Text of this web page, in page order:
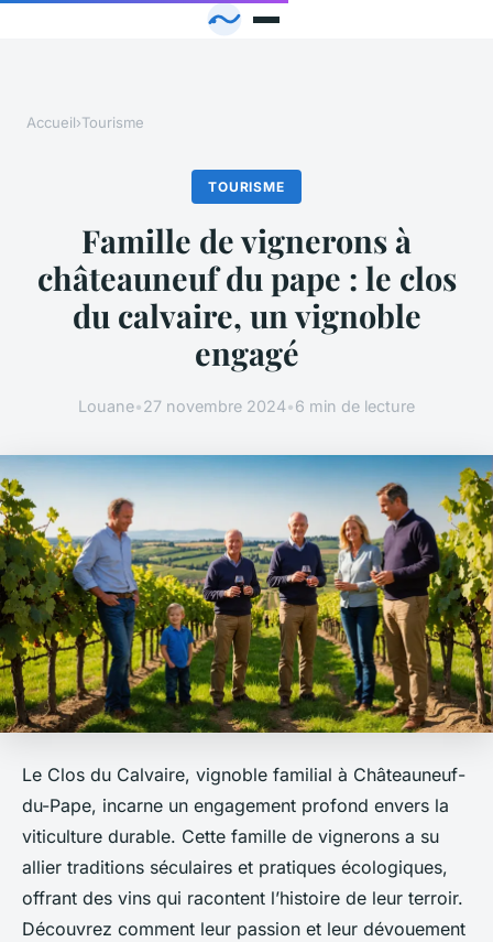
Accueil›Tourisme
TOURISME
Famille de vignerons à
châteauneuf du pape : le clos
du calvaire, un vignoble
engagé
Louane•27 novembre 2024•6 min de lecture
Le Clos du Calvaire, vignoble familial à Châteauneuf-
du-Pape, incarne un engagement profond envers la
viticulture durable. Cette famille de vignerons a su
allier traditions séculaires et pratiques écologiques,
offrant des vins qui racontent l’histoire de leur terroir.
Découvrez comment leur passion et leur dévouement